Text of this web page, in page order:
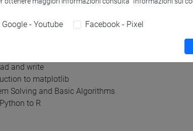
Computation
and write
to matplotlib
Solving and Basic Algorithms
to R
Google - Youtube Facebook - Pixel